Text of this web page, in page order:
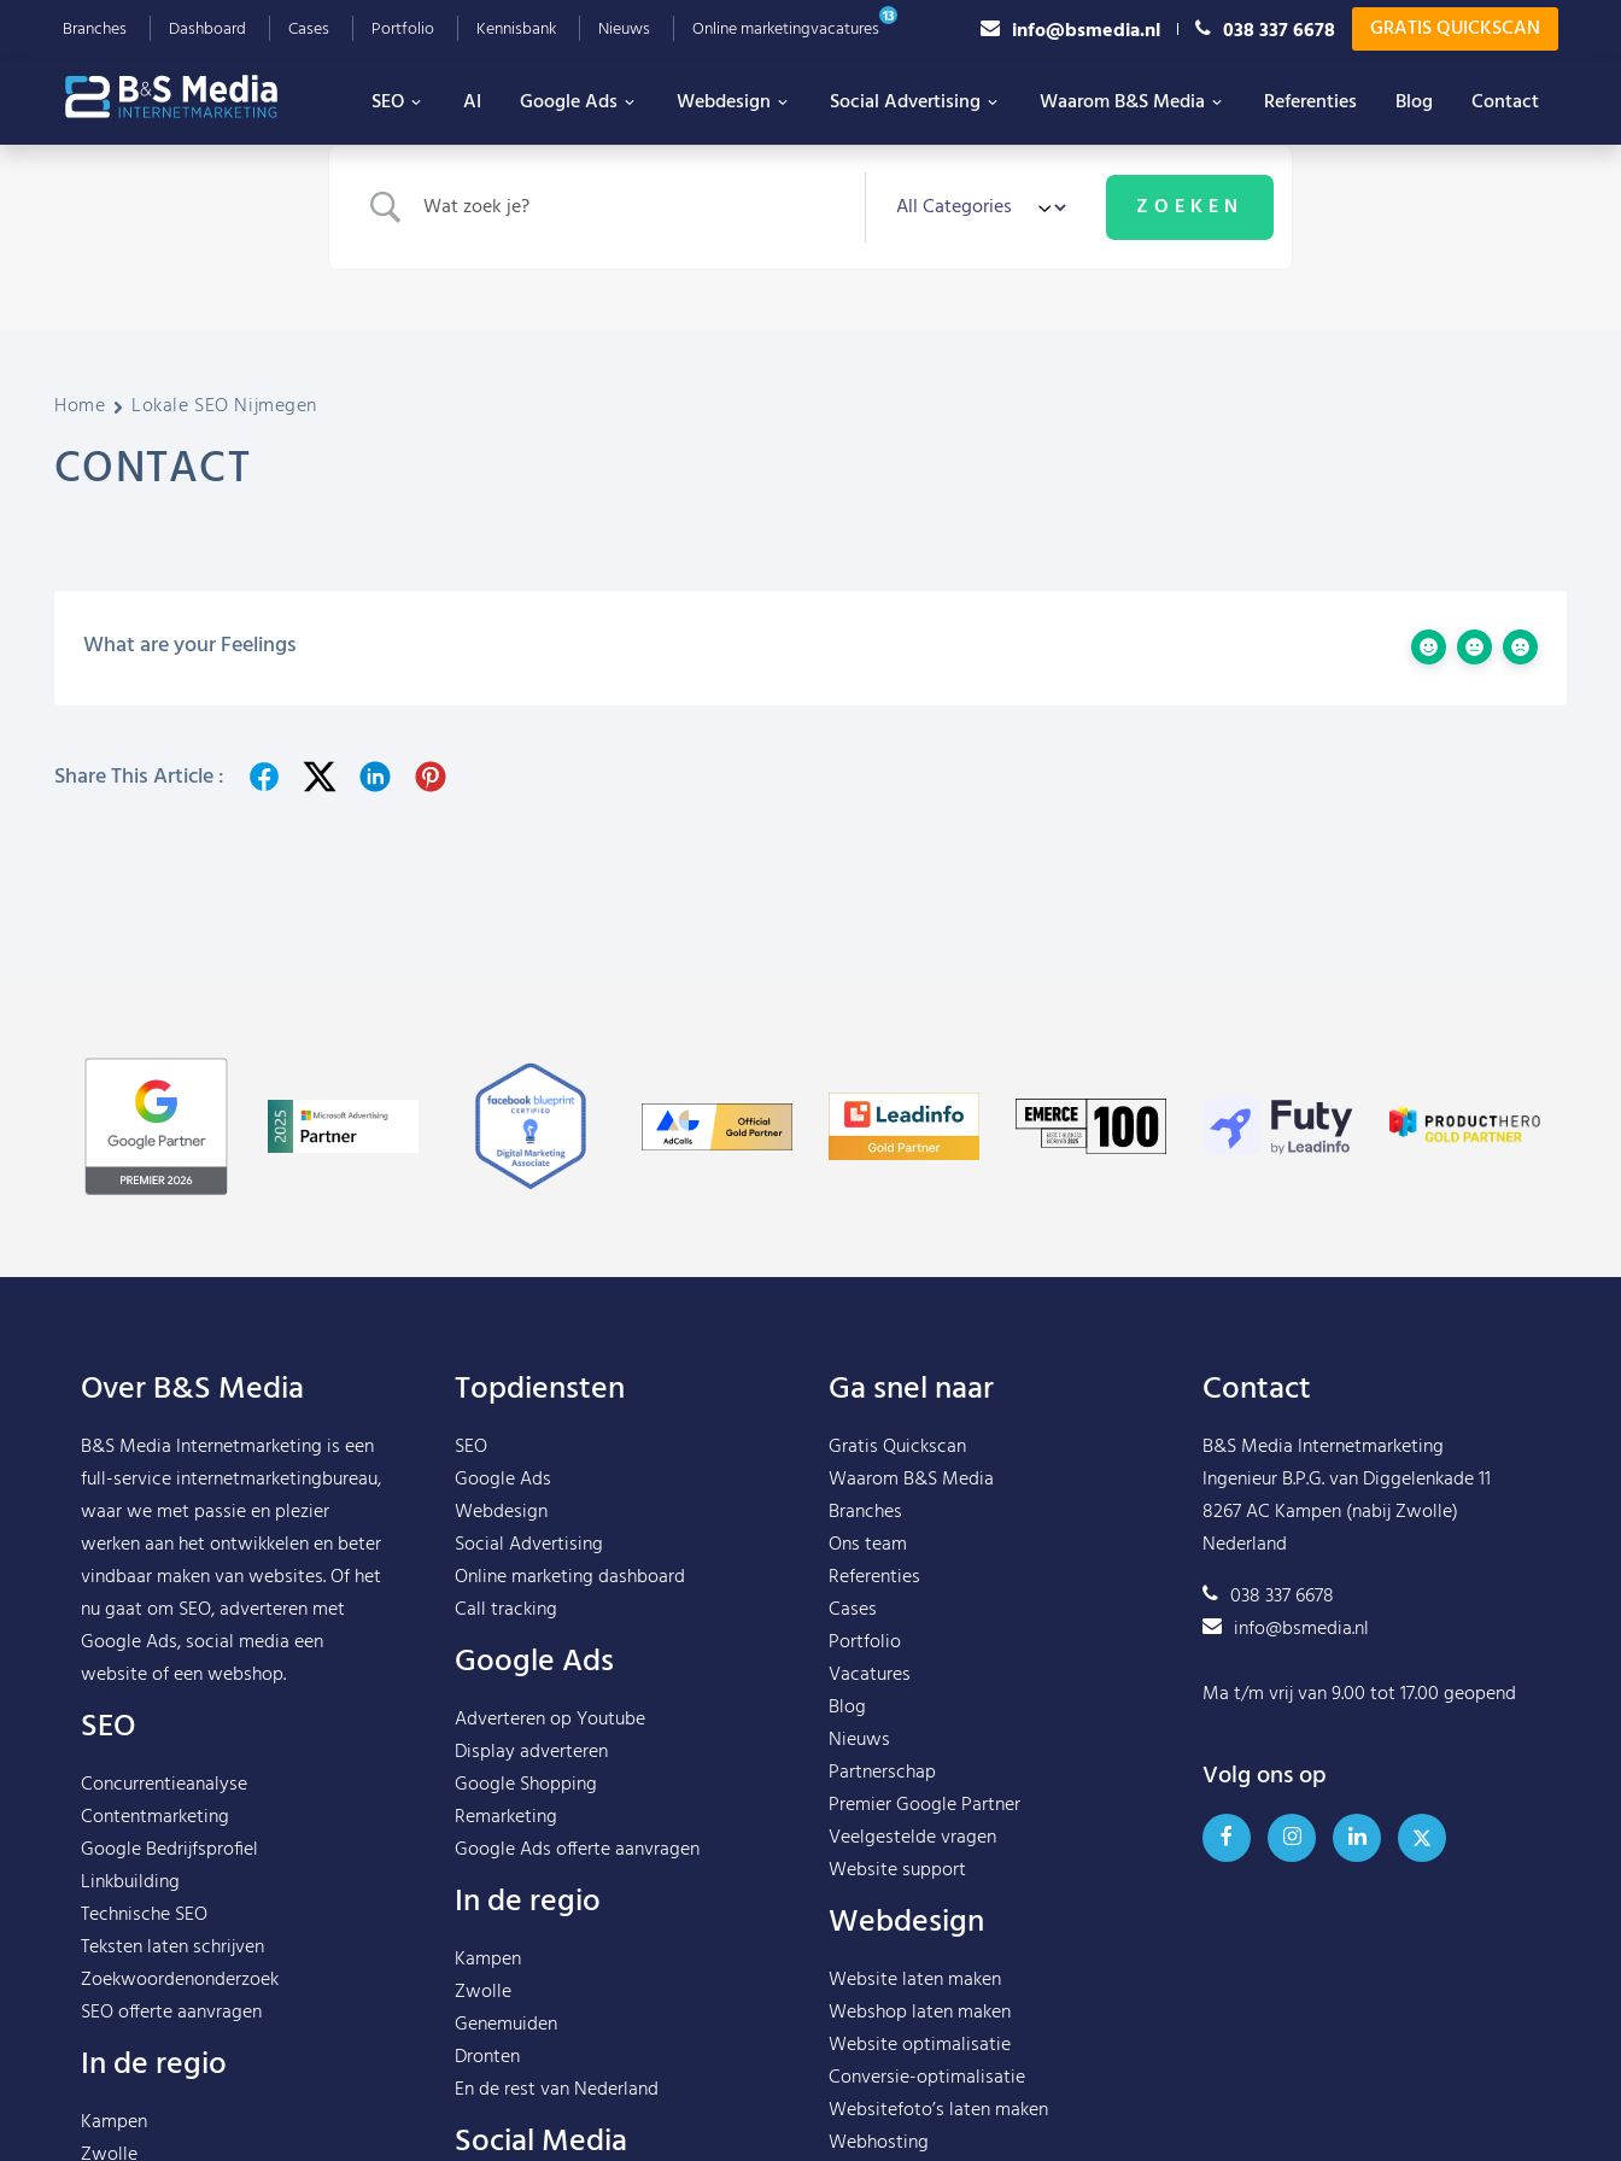
Branches Dashboard Cases Portfolio Kennisbank Nieuws Online marketingvacatures13 info@bsmedia.nl 038 337 6678 GRATIS QUICKSCAN
SEO AI Google Ads Webdesign Social Advertising Waarom B&S Media Referenties Blog Contact
Home Lokale SEO Nijmegen
CONTACT
What are your Feelings
Share This Article :
Over B&S Media
B&S Media Internetmarketing is een
full-service internetmarketingbureau,
waar we met passie en plezier
werken aan het ontwikkelen en beter
vindbaar maken van websites. Of het
nu gaat om SEO, adverteren met
Google Ads, social media een
website of een webshop.
SEO
Concurrentieanalyse
Contentmarketing
Google Bedrijfsprofiel
Linkbuilding
Technische SEO
Teksten laten schrijven
Zoekwoordenonderzoek
SEO offerte aanvragen
In de regio
Kampen
Topdiensten
SEO
Google Ads
Webdesign
Social Advertising
Online marketing dashboard
Call tracking
Google Ads
Adverteren op Youtube
Display adverteren
Google Shopping
Remarketing
Google Ads offerte aanvragen
In de regio
Kampen
Zwolle
Genemuiden
Dronten
En de rest vanNederland
Social Media
Ga snel naar
Gratis Quickscan
Waarom B&S Media
Branches
Ons team
Referenties
Cases
Portfolio
Vacatures
Blog
Nieuws
Partnerschap
Premier Google Partner
Veelgestelde vragen
Website support
Webdesign
Website laten maken
Webshop laten maken
Website optimalisatie
Conversie-optimalisatie
Websitefoto’s laten maken
Webhosting
Contact
B&S Media Internetmarketing
Ingenieur B.P.G. van Diggelenkade 11
8267 AC Kampen (nabij Zwolle)
Nederland
038 337 6678
info@bsmedia.nl
Ma t/m vrij van 9.00 tot 17.00 geopend
Volg ons op